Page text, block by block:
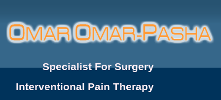
Specialist For Surgery
Interventional Pain Therapy